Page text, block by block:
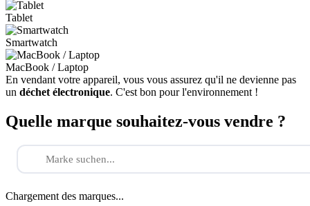
Tablet
Smartwatch
MacBook / Laptop
En vendant votre appareil, vous vous assurez qu'il ne devienne pas
un déchet électronique. C'est bon pour l'environnement !
Quelle marque souhaitez-vous vendre ?
Chargement des marques...